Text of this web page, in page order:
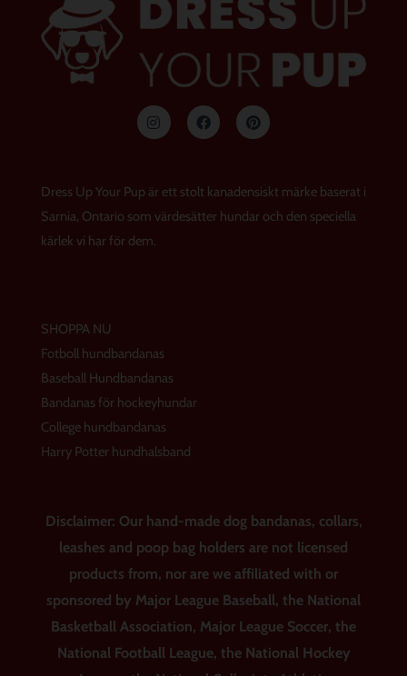
n
s
g
r
a
F
a
c
o
o
k
P
i
n
e
s
Dress Up Your Pup är ett stolt kanadensiskt märke baserat i
Sarnia, Ontario som värdesätter hundar och den speciella
kärlek vi har för dem.
SHOPPA NU
Fotboll hundbandanas
Baseball Hundbandanas
Bandanas för hockeyhundar
College hundbandanas
Harry Potter hundhalsband
Disclaimer: Our hand-made dog bandanas, collars,
leashes and poop bag holders are not licensed
products from, nor are we affiliated with or
sponsored by Major League Baseball, the National
Basketball Association, Major League Soccer, the
National Football League, the National Hockey